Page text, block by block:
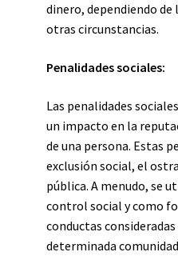
dinero, dependiendo
otras circunstancias.
Penalidades sociales:
Las penalidades
un impacto en la
de una persona. Estas
exclusión social, el
pública. A menudo, se
control social y como
conductas
determinada